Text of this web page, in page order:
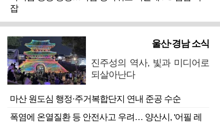
잡
울산·경남 소식
진주성의 역사, 빛과 미디어로
되살아난다
마산 원도심 행정·주거복합단지 연내 준공 수순
폭염에 온열질환 등 안전사고 우려… 양산시, '어필 레